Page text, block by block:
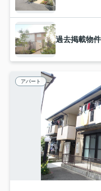
過去掲載物件
アパート